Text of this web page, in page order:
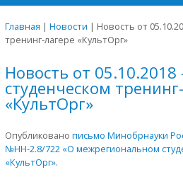
Главная | Новости | Новость от
тренинг-лагере «КультОрг»
Новость от
студенческом
«КультОрг»
Опубликовано письмо Минобрнауки
№НН-2.8/722 «О межрегиональном
«КультОрг».